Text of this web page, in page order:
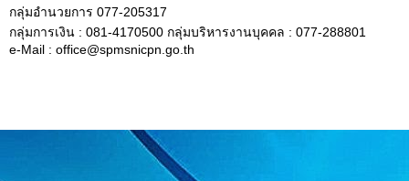
กลุ่มอำนวยการ 077-205317
กลุ่มการเงิน : 081-4170500 กลุ่มบริหารงานบุคคล : 077-288801
e-Mail : office@spmsnicpn.go.th